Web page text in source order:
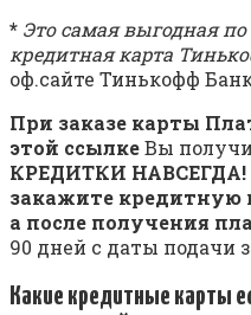
* Это самая выгодная
кредитная карта
оф.сайте Тинькофф
При заказе карты
этой ссылкеВы
КРЕДИТКИ НАВСЕГДА!
закажите
а после получения
90 дней с даты подачи
Какие кредитные карты